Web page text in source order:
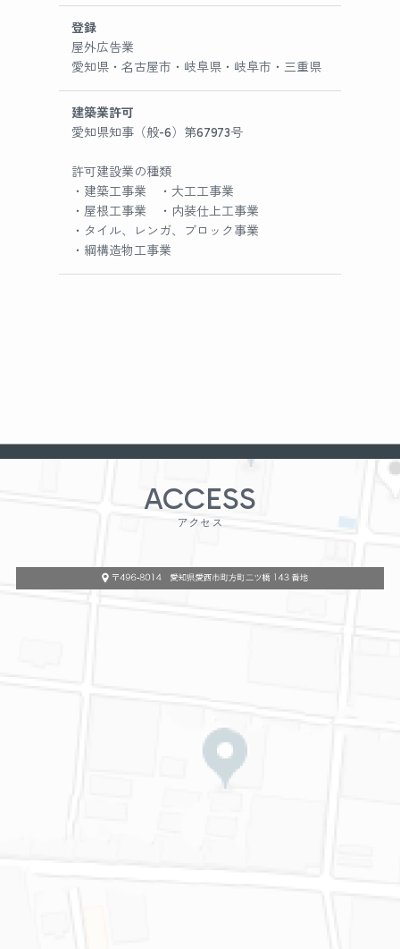
登録
屋外広告業
愛知県・名古屋市・岐阜県・岐阜市・三重県
建築業許可
愛知県知事（般-6）第67973号
許可建設業の種類
・建築工事業 ・大工工事業
・屋根工事業 ・内装仕上工事業
・タイル、レンガ、ブロック事業
・綱構造物工事業
ACCESS
アクセス